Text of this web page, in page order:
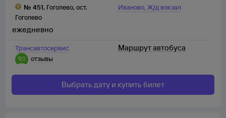
№ 451, Гоголево, ост.
Гоголево
Иваново,Ж/д вокзал
Трансавтосервис
9,1
отзывы
ежедневно
Маршрут автобуса
Выбрать дату и купить билет